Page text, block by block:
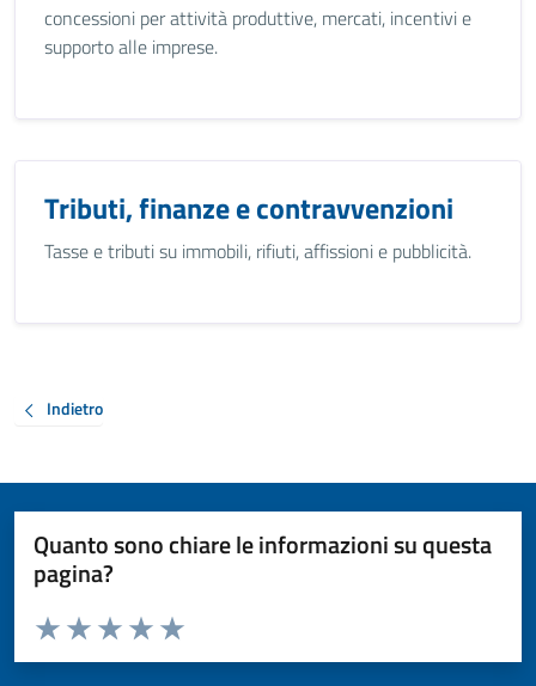
concessioni per attività produttive, mercati, incentivi e
supporto alle imprese.
Tributi, finanze e contravvenzioni
Tasse e tributi su immobili, rifiuti, affissioni e pubblicità.
Indietro
Quanto sono chiare le informazioni su questa
pagina?
Valuta da 1 a 5 stelle la pagina
Valuta 5 stelle su 5
Valuta 4 stelle su 5
Valuta 3 stelle su 5
Valuta 2 stelle su 5
Valuta 1 stelle su 5